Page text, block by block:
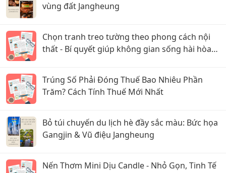
vùng đất Jangheung
Chọn tranh treo tường theo phong cách nội
thất - Bí quyết giúp không gian sống hài hòa
Trúng Số Phải Đóng Thuế Bao Nhiêu Phần
Trăm? Cách Tính Thuế Mới Nhất
Bỏ túi chuyến du lịch hè đầy sắc màu: Bức họa
Gangjin & Vũ điệu Jangheung
Nến Thơm Mini Dịu Candle - Nhỏ Gọn, Tinh Tế